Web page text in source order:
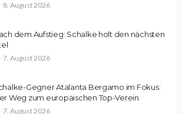
8. August 2026
dem Aufstieg: Schalke holt den nächsten
7. August 2026
Gegner Atalanta Bergamo im Fokus:
Weg zum europäischen Top-Verein
7. August 2026